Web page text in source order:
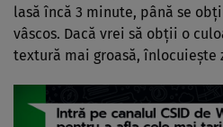
lasă încă 3 minute, până se
vâscos. Dacă vrei să obţii o
textură mai groasă, înlocuieşte